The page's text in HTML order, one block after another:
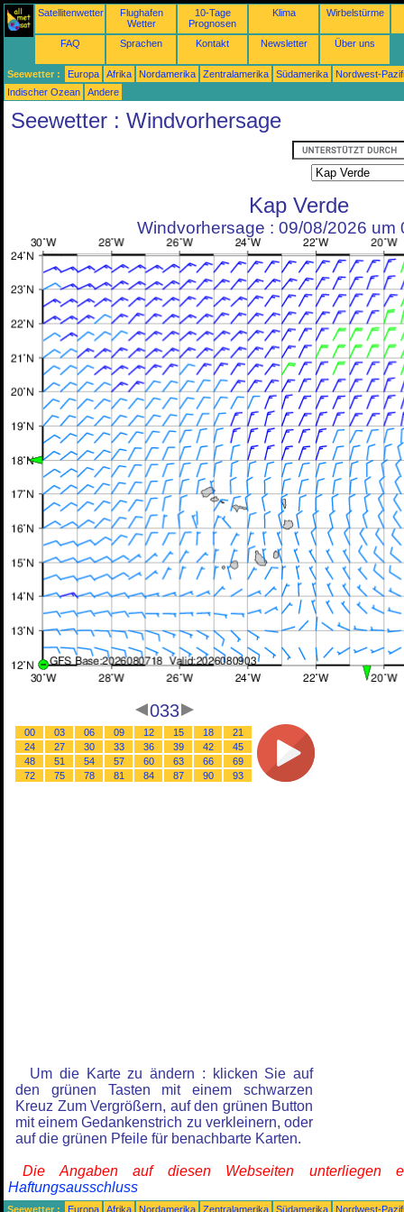
Satellitenwetter
Flughafen
Wetter
10-Tage
Prognosen
Klima Wirbelstürme
FAQ Sprachen Kontakt Newsletter Über uns
Seewetter : Europa Afrika Nordamerika Zentralamerika Südamerika
Nordwest-
Indischer Ozean
Andere
Seewetter : Windvorhersage
Kap Verde
Windvorhersage : 09/08/2026 um
033
00 03 06 09 12 15 18
21
24
27 30 33 36 39 42
45
48
51 54 57 60 63 66
69
72
75 78 81 84 87 90 93
Um die Karte zu ändern : klicken Sie auf
den grünen Tasten mit einem schwarzen
Kreuz Zum Vergrößern, auf den grünen Button
mit einem Gedankenstrich zu verkleinern, oder
auf die grünen Pfeile für benachbarte Karten.
Die Angaben auf diesen Webseiten unterliegen
Haftungsausschluss
Seewetter : Europa Afrika Nordamerika Zentralamerika Südamerika
Nordwest-